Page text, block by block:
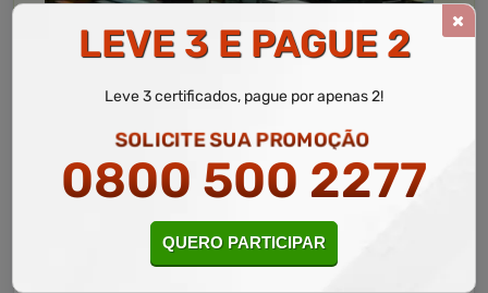
Desembaraço Aduaneiro
LEVE 3 E PAGUE 2
Leve 3 certificados, pague por apenas 2!
SOLICITE SUA PROMOÇÃO
0800 500 2277
QUERO PARTICIPAR